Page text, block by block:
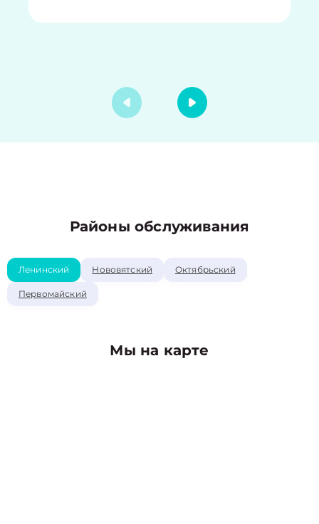
Районы обслуживания
Ленинский Нововятский Октябрьский
Первомайский
Мы на карте